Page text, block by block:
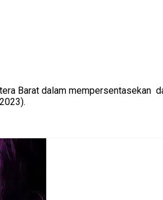
Barat dalam mempersentasekan